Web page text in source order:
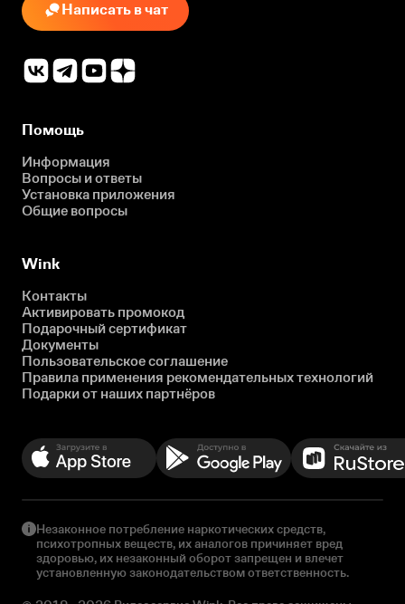
Написать в чат
Помощь
Информация
Вопросы и ответы
Установка приложения
Общие вопросы
Wink
Контакты
Активировать промокод
Подарочный сертификат
Документы
Пользовательское соглашение
Правила применения рекомендательных технологий
Подарки от наших партнёров
Незаконное потребление наркотических средств,
психотропных веществ, их аналогов причиняет вред
здоровью, их незаконный оборот запрещен и влечет
установленную законодательством ответственность.